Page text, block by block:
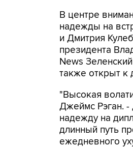
В центре
надежды на
и Дмитрия
президента
News
также открыт к
"Высокая
Джеймс Рэган. -
надежду на
длинный путь
ежедневного